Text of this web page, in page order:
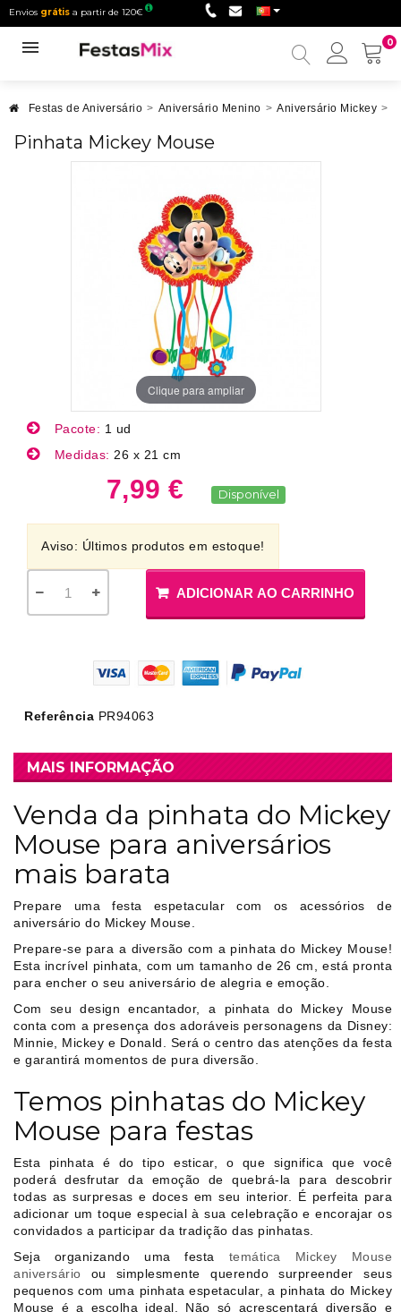
Envios grátis a partir de 120€
0
Minha
Festas de Aniversário > Aniversário Menino > Aniversário Mickey >
Pinhata Mickey Mouse
Clique para ampliar
Pacote: 1 ud
Medidas: 26 x 21 cm
7,99 € Disponível
Aviso: Últimos produtos em estoque!
ADICIONAR AO CARRINHO
Referência PR94063
MAIS INFORMAÇÃO
Venda da pinhata do Mickey
Mouse para aniversários
mais barata
Prepare uma festa espetacular com os acessórios de
aniversário do Mickey Mouse.
Prepare-se para a diversão com a pinhata do Mickey Mouse!
Esta incrível pinhata, com um tamanho de 26 cm, está pronta
para encher o seu aniversário de alegria e emoção.
Com seu design encantador, a pinhata do Mickey Mouse
conta com a presença dos adoráveis personagens da Disney:
Minnie, Mickey e Donald. Será o centro das atenções da festa
e garantirá momentos de pura diversão.
Temos pinhatas do Mickey
Mouse para festas
Esta pinhata é do tipo esticar, o que significa que você
poderá desfrutar da emoção de quebrá-la para descobrir
todas as surpresas e doces em seu interior. É perfeita para
adicionar um toque especial à sua celebração e encorajar os
convidados a participar da tradição das pinhatas.
Seja organizando uma festa temática Mickey Mouse
aniversário ou simplesmente querendo surpreender seus
pequenos com uma pinhata espetacular, a pinhata do Mickey
Mouse é a escolha ideal. Não só acrescentará diversão e